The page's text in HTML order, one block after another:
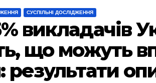
СУСПІЛЬНІ ДОСЛІДЖЕННЯ
викладачів
що можуть
результати